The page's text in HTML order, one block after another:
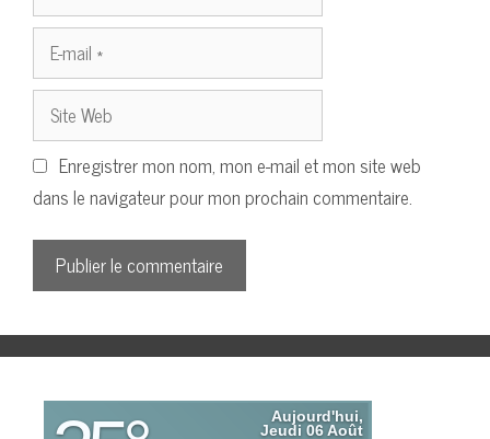
mail
Site
Web
Enregistrer mon nom, mon e-mail et mon site web
dans le navigateur pour mon prochain commentaire.